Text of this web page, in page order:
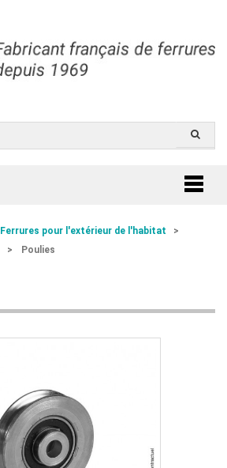
Ferrures pour l'extérieur de l'habitat
>
> Poulies